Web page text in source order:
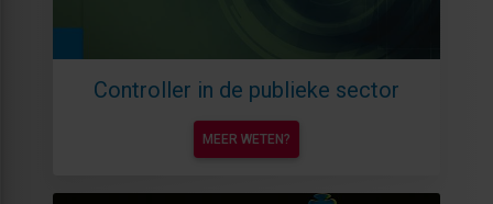
Controller in de publieke sector
MEER WETEN?